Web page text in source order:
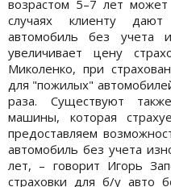
возрастом 5–7 лет
случаях клиенту дают
автомобиль без учета
увеличивает цену
Миколенко, при
для "пожилых"
раза. Существуют
машины, которая
предоставляем
автомобиль без учета
лет, – говорит Игорь
страховки для б/у авто